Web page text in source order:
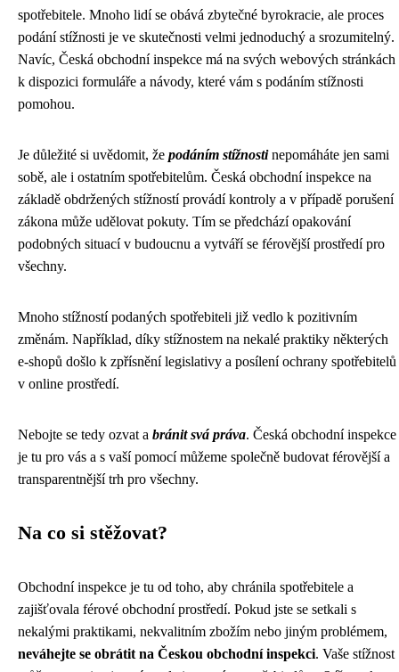
spotřebitele. Mnoho lidí se obává zbytečné byrokracie, ale proces
podání stížnosti je ve skutečnosti velmi jednoduchý a srozumitelný.
Navíc, Česká obchodní inspekce má na svých webových stránkách
k dispozici formuláře a návody, které vám s podáním stížnosti
pomohou.
Je důležité si uvědomit, že podáním stížnostinepomáháte jen sami
sobě, ale i ostatním spotřebitelům. Česká obchodní inspekce na
základě obdržených stížností provádí kontroly a v případě porušení
zákona může udělovat pokuty. Tím se předchází opakování
podobných situací v budoucnu a vytváří se férovější prostředí pro
všechny.
Mnoho stížností podaných spotřebiteli již vedlo k pozitivním
změnám. Například, díky stížnostem na nekalé praktiky některých
e-shopů došlo k zpřísnění legislativy a posílení ochrany spotřebitelů
v online prostředí.
Nebojte se tedy ozvat a bránit svá práva. Česká obchodní inspekce
je tu pro vás a s vaší pomocí můžeme společně budovat férovější a
transparentnější trh pro všechny.
Na co si stěžovat?
Obchodní inspekce je tu od toho, aby chránila spotřebitele a
zajišťovala férové obchodní prostředí. Pokud jste se setkali s
nekalými praktikami, nekvalitním zbožím nebo jiným problémem,
neváhejte se obrátit na Českou obchodní inspekci. Vaše stížnost